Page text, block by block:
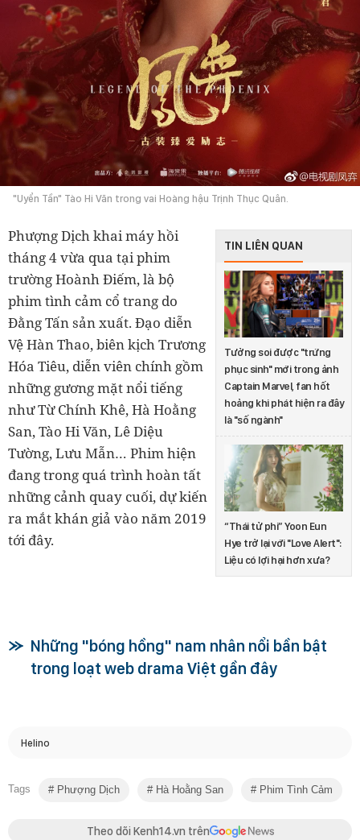
"Uyển Tần" Tào Hi Văn trong vai Hoàng hậu Trịnh Thục Quân.
TIN LIÊN QUAN
Tưởng soi được "trứng
phục sinh" mới trong ảnh
Captain Marvel, fan hốt
hoảng khi phát hiện ra đây
là "số ngành"
“Thái tử phi” Yoon Eun
Hye trở lại với "Love Alert":
Liệu có lợi hại hơn xưa?
Phượng Dịch khai máy hồi
tháng 4 vừa qua tại phim
trường Hoành Điếm, là bộ
phim tình cảm cổ trang do
Đằng Tấn sản xuất. Đạo diễn
Vệ Hàn Thao, biên kịch Trương
Hóa Tiêu, diễn viên chính gồm
những gương mặt nổi tiếng
như Từ Chính Khê, Hà Hoằng
San, Tào Hi Văn, Lê Diệu
Tường, Lưu Mẫn… Phim hiện
đang trong quá trình hoàn tất
những cảnh quay cuối, dự kiến
ra mắt khán giả vào năm 2019
tới đây.
Những "bóng hồng" nam nhân nổi bần bật
trong loạt web drama Việt gần đây
Helino
Tags Phượng Dịch Hà Hoằng San Phim Tình Cảm
Theo dõi Kenh14.vn trên